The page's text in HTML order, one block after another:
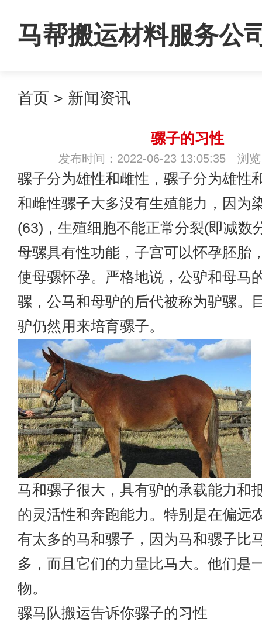
马帮搬运材料服务公
首页 > 新闻资讯
骡子的习性
发布时间：2022-06-23 13:05:35 浏览
骡子分为雄性和雌性，骡子分为雄性
和雌性骡子大多没有生殖能力，因为
(63)，生殖细胞不能正常分裂(即减数
母骡具有性功能，子宫可以怀孕胚胎
使母骡怀孕。严格地说，公驴和母马
骡，公马和母驴的后代被称为驴骡。
驴仍然用来培育骡子。
马和骡子很大，具有驴的承载能力和
的灵活性和奔跑能力。特别是在偏远
有太多的马和骡子，因为马和骡子比
多，而且它们的力量比马大。他们是
物。
骡马队搬运告诉你骡子的习性